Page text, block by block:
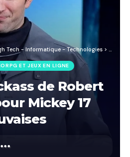
Tech - Informatique - Technologies > Blog
ET JEUX EN LIGNE
de Robert
Mickey 17